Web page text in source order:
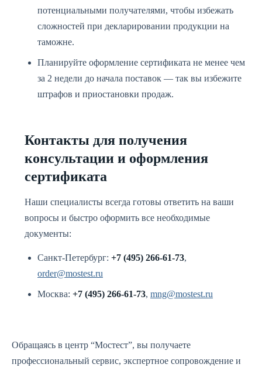
потенциальными получателями, чтобы избежать
сложностей при декларировании продукции на
таможне.
Планируйте оформление сертификата не менее чем
за 2 недели до начала поставок — так вы избежите
штрафов и приостановки продаж.
Контакты для получения
консультации и оформления
сертификата
Наши специалисты всегда готовы ответить на ваши
вопросы и быстро оформить все необходимые
документы:
Санкт-Петербург: +7 (495) 266-61-73,
order@mostest.ru
Москва: +7 (495) 266-61-73, mng@mostest.ru
Обращаясь в центр “Мостест”, вы получаете
профессиональный сервис, экспертное сопровождение и